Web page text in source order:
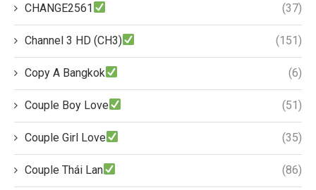
CHANGE2561 (37)
Channel 3 HD (CH3) (151)
Copy A Bangkok (6)
Couple Boy Love (51)
Couple Girl Love (35)
Couple Thái Lan (86)